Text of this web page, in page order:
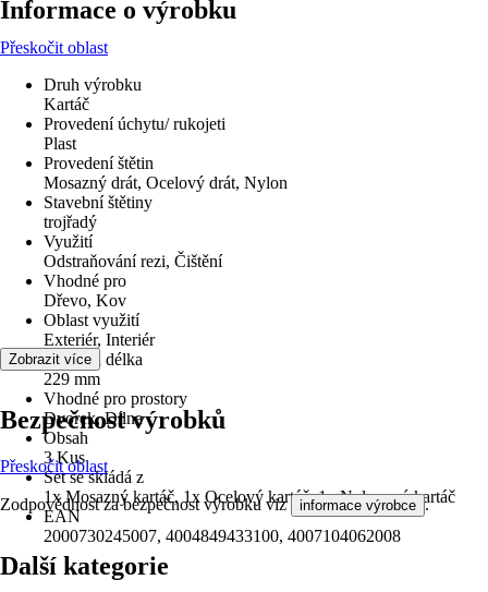
Informace o výrobku
Přeskočit oblast
Druh výrobku
Kartáč
Provedení úchytu/ rukojeti
Plast
Provedení štětin
Mosazný drát, Ocelový drát, Nylon
Stavební štětiny
trojřadý
Využití
Odstraňování rezi, Čištění
Vhodné pro
Dřevo, Kov
Oblast využití
Exteriér, Interiér
Celková délka
229 mm
Vhodné pro prostory
Dvorek, Dílna
Obsah
3 Kus
Set se skládá z
1x Mosazný kartáč, 1x Ocelový kartáč, 1x Nylonový kartáč
EAN
2000730245007, 4004849433100, 4007104062008
Zobrazit více
Bezpečnost výrobků
Přeskočit oblast
Zodpovědnost za bezpečnost výrobku viz informace výrobce .
Další kategorie